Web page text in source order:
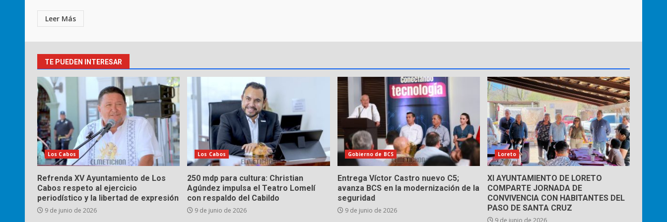
Leer Más
TE PUEDEN INTERESAR
Los Cabos
Refrenda XV Ayuntamiento de Los
Cabos respeto al ejercicio
periodístico y la libertad de expresión
9 de junio de 2026
Los Cabos
250 mdp para cultura: Christian
Agúndez impulsa el Teatro Lomelí
con respaldo del Cabildo
9 de junio de 2026
Gobierno de BCS
Entrega Víctor Castro nuevo C5;
avanza BCS en la modernización de la
seguridad
9 de junio de 2026
Loreto
XI AYUNTAMIENTO DE LORETO
COMPARTE JORNADA DE
CONVIVENCIA CON HABITANTES DEL
PASO DE SANTA CRUZ
9 de junio de 2026